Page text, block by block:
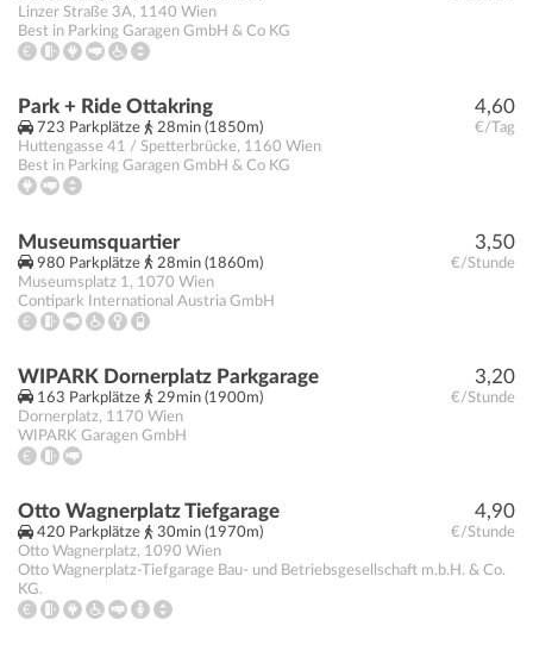
Linzer Straße 3A, 1140 Wien
Best in Parking Garagen GmbH & Co KG
4,60
€/Tag
Park + Ride Ottakring
723 Parkplätze
28min (1850m)
Huttengasse 41 / Spetterbrücke, 1160 Wien
Best in Parking Garagen GmbH & Co KG
3,50
€/Stunde
Museumsquartier
980 Parkplätze
28min (1860m)
Museumsplatz 1, 1070 Wien
Contipark International Austria GmbH
3,20
€/Stunde
WIPARK Dornerplatz Parkgarage
163 Parkplätze
29min (1900m)
Dornerplatz, 1170 Wien
WIPARK Garagen GmbH
4,90
€/Stunde
Otto Wagnerplatz Tiefgarage
420 Parkplätze
30min (1970m)
Otto Wagnerplatz, 1090 Wien
Otto Wagnerplatz-Tiefgarage Bau- und Betriebsgesellschaft m.b.H. & Co.
KG.